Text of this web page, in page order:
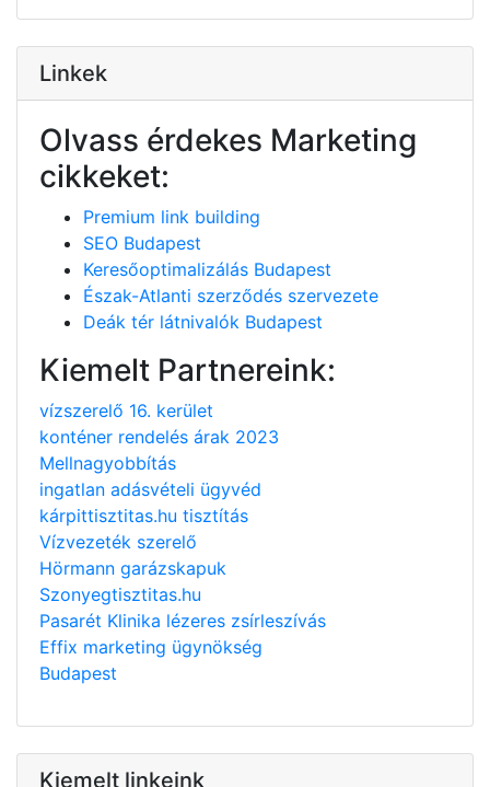
Linkek
Olvass érdekes Marketing
cikkeket:
Premium link building
SEO Budapest
Keresőoptimalizálás Budapest
Észak-Atlanti szerződés szervezete
Deák tér látnivalók Budapest
Kiemelt Partnereink:
vízszerelő 16. kerület
konténer rendelés árak 2023
Mellnagyobbítás
ingatlan adásvételi ügyvéd
kárpittisztitas.hu tisztítás
Vízvezeték szerelő
Hörmann garázskapuk
Szonyegtisztitas.hu
Pasarét Klinika lézeres zsírleszívás
Effix marketing ügynökség
Budapest
Kiemelt linkeink